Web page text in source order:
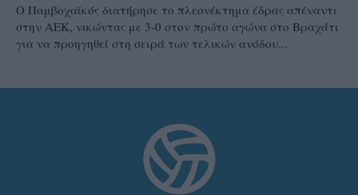
Ο Παμβοχαϊκός διατήρησε το πλεονέκτημα έδρας απέναντι
στην ΑΕΚ, νικώντας με 3-0 στον πρώτο αγώνα στο Βραχάτι
για να προηγηθεί στη σειρά των τελικών ανόδου...